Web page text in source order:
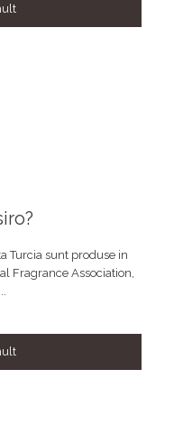
Turcia sunt produse in
Fragrance Association,